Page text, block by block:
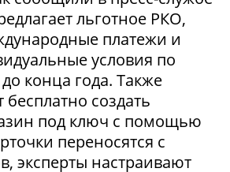
льготное РКО,
платежи и
условия по
до конца года. Также
бесплатно создать
под ключ с помощью
переносятся с
эксперты настраивают